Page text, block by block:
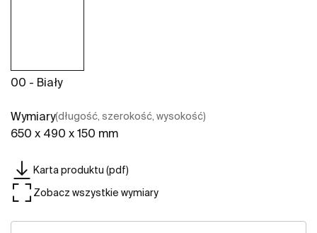
00 - Biały
Wymiary(długość, szerokość, wysokość)
650 x 490 x 150 mm
Karta produktu (pdf)
Zobacz wszystkie wymiary